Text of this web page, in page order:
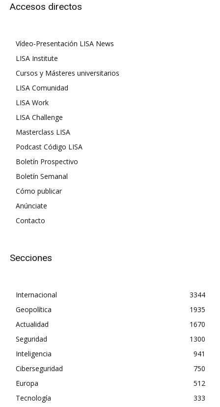
Accesos directos
Vídeo-Presentación LISA News
LISA Institute
Cursos y Másteres universitarios
LISA Comunidad
LISA Work
LISA Challenge
Masterclass LISA
Podcast Código LISA
Boletín Prospectivo
Boletín Semanal
Cómo publicar
Anúnciate
Contacto
Secciones
Internacional
3344
Geopolítica
1935
Actualidad
1670
Seguridad
1300
Inteligencia
941
Ciberseguridad
750
Europa
512
Tecnología
333